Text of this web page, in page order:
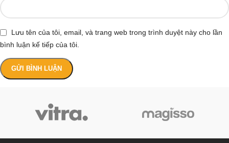
Lưu tên của tôi, email, và trang web trong trình duyệt này cho lần
bình luận kế tiếp của tôi.